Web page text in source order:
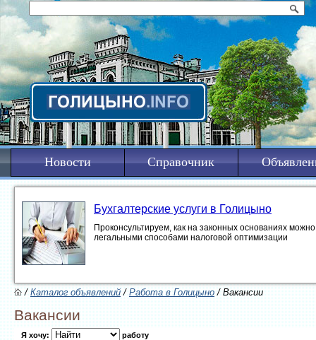
Новости Справочник
Бухгалтерские услуги в Голицыно
Проконсультируем, как на законных основаниях
легальными способами налоговой оптимизации
/Каталог объявлений/Работа в Голицыно/ Вакансии
Вакансии
Я хочу: работу